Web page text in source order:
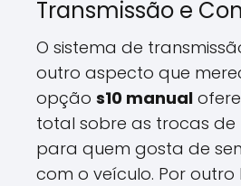
Transmissão e
O sistema de
outro aspecto que
opção s10 manual
total sobre as trocas de
para quem gosta de
com o veículo. Por outro